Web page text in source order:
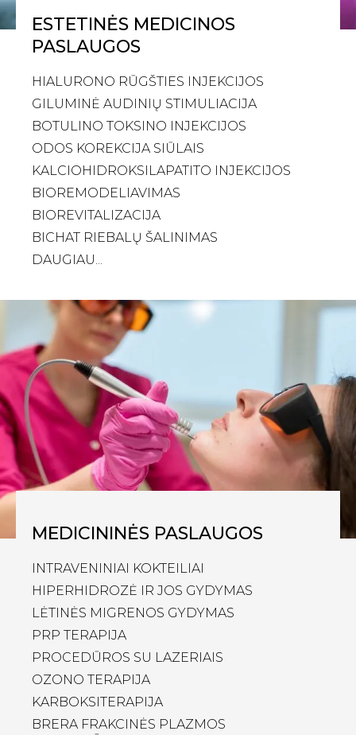
ESTETINĖS MEDICINOS
PASLAUGOS
HIALURONO RŪGŠTIES INJEKCIJOS
GILUMINĖ AUDINIŲ STIMULIACIJA
BOTULINO TOKSINO INJEKCIJOS
ODOS KOREKCIJA SIŪLAIS
KALCIOHIDROKSILAPATITO INJEKCIJOS
BIOREMODELIAVIMAS
BIOREVITALIZACIJA
BICHAT RIEBALŲ ŠALINIMAS
DAUGIAU...
MEDICININĖS PASLAUGOS
INTRAVENINIAI KOKTEILIAI
HIPERHIDROZĖ IR JOS GYDYMAS
LĖTINĖS MIGRENOS GYDYMAS
PRP TERAPIJA
PROCEDŪROS SU LAZERIAIS
OZONO TERAPIJA
KARBOKSITERAPIJA
BRERA FRAKCINĖS PLAZMOS